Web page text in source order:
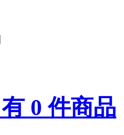
0 件商品